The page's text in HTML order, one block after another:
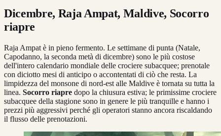
Dicembre, Raja Ampat, Maldive, Socorro
riapre
Raja Ampat è in pieno fermento. Le settimane di punta (Natale,
Capodanno, la seconda metà di dicembre) sono le più costose
dell'intero calendario mondiale delle crociere subacquee; prenotale
con diciotto mesi di anticipo o accontentati di ciò che resta. La
limpidezza del monsone di nord-est alle Maldive è tornata su tutta la
linea. Socorro riapre dopo la chiusura estiva; le primissime crociere
subacquee della stagione sono in genere le più tranquille e hanno i
prezzi più aggressivi perché gli operatori stanno ancora riscaldando
il flusso delle prenotazioni.